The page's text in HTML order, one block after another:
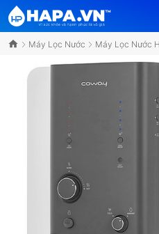
Máy Lọc Nước Máy Lọc Nước